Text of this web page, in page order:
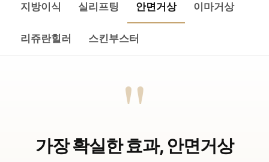
지방이식 실리프팅 안면거상 이마거상
리쥬란힐러 스킨부스터
"
가장 확실한 효과, 안면거상